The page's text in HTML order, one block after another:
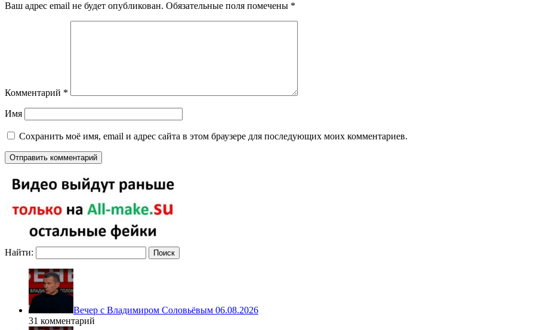
Ваш адрес email не будет опубликован. Обязательные поля помечены *
Комментарий *
Имя
Сохранить моё имя, email и адрес сайта в этом браузере для последующих моих комментариев.
Найти:
Вечер с Владимиром Соловьёвым 06.08.2026
31 комментарий